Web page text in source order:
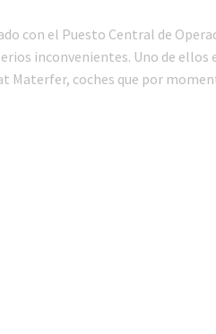
con el Puesto Central de
inconvenientes. Uno de ellos
Materfer, coches que por